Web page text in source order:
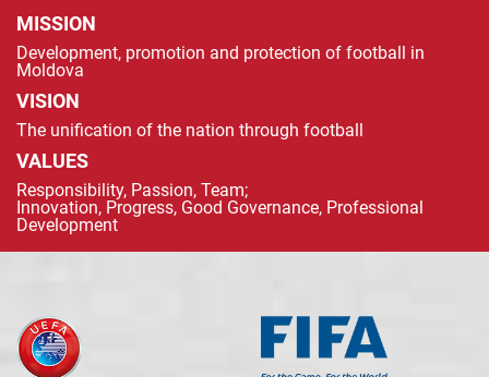
MISSION
Development, promotion and protection of football in
Moldova
VISION
The unification of the nation through football
VALUES
Responsibility, Passion, Team;
Innovation, Progress, Good Governance, Professional
Development